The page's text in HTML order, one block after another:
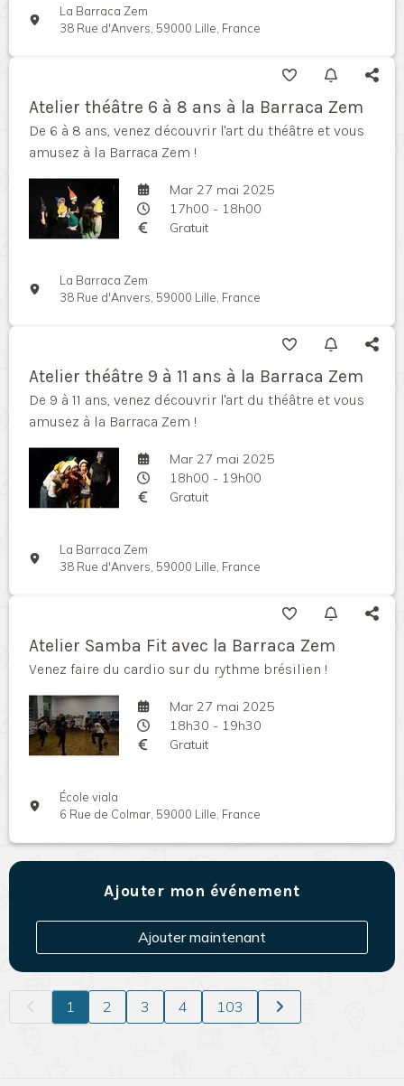
La Barraca Zem
38 Rue d'Anvers, 59000 Lille, France
Atelier théâtre 6 à 8 ans à la Barraca Zem
De 6 à 8 ans, venez découvrir l'art du théâtre et vous
amusez à la Barraca Zem !
Mar 27 mai 2025
17h00 - 18h00
Gratuit
La Barraca Zem
38 Rue d'Anvers, 59000 Lille, France
Atelier théâtre 9 à 11 ans à la Barraca Zem
De 9 à 11 ans, venez découvrir l'art du théâtre et vous
amusez à la Barraca Zem !
Mar 27 mai 2025
18h00 - 19h00
Gratuit
La Barraca Zem
38 Rue d'Anvers, 59000 Lille, France
Atelier Samba Fit avec la Barraca Zem
Venez faire du cardio sur du rythme brésilien !
Mar 27 mai 2025
18h30 - 19h30
Gratuit
École viala
6 Rue de Colmar, 59000 Lille, France
Ajouter mon événement
Ajouter maintenant
1 2 3 4 103